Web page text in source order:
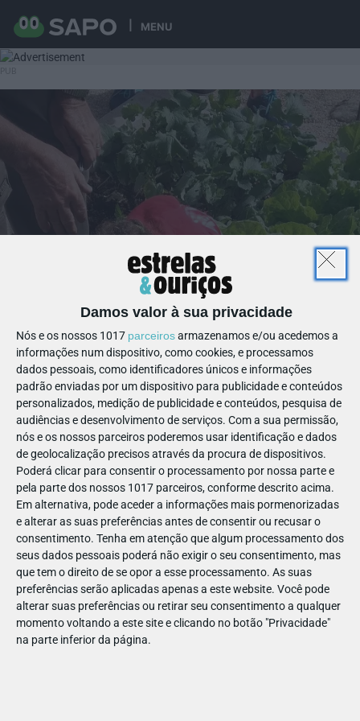
MENU
Damos valor à sua privacidade
Nós e os nossos 1017 parceirosarmazenamos e/ou acedemos a
informações num dispositivo, como cookies, e processamos
dados pessoais, como identificadores únicos e informações
padrão enviadas por um dispositivo para publicidade e conteúdos
personalizados, medição de publicidade e conteúdos, pesquisa de
audiências e desenvolvimento de serviços. Com a sua permissão,
nós e os nossos parceiros poderemos usar identificação e dados
de geolocalização precisos através da procura de dispositivos.
Poderá clicar para consentir o processamento por nossa parte e
pela parte dos nossos 1017 parceiros, conforme descrito acima.
Em alternativa, pode aceder a informações mais pormenorizadas
e alterar as suas preferências antes de consentir ou recusar o
consentimento. Tenha em atenção que algum processamento dos
seus dados pessoais poderá não exigir o seu consentimento, mas
que tem o direito de se opor a esse processamento. As suas
preferências serão aplicadas apenas a este website. Você pode
alterar suas preferências ou retirar seu consentimento a qualquer
momento voltando a este site e clicando no botão "Privacidade"
na parte inferior da página.
ABR 19
1424821265523762